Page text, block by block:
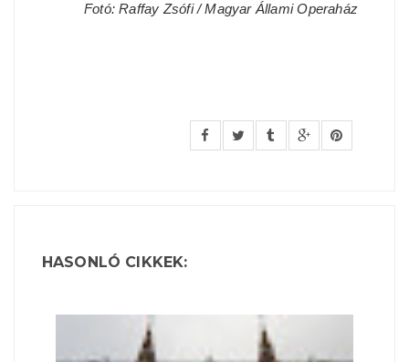
Fotó: Raffay Zsófi / Magyar Állami Operaház
HASONLÓ CIKKEK: